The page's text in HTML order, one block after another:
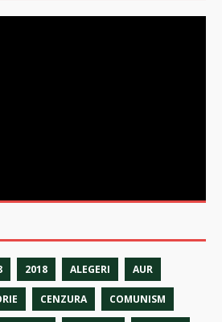
2018 ALEGERI AUR
CENZURA COMUNISM